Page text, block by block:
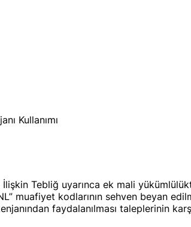
Kullanımı
İlişkin Tebliğ uyarınca ek mali
muafiyet kodlarının sehven beyan
faydalanılması taleplerinin